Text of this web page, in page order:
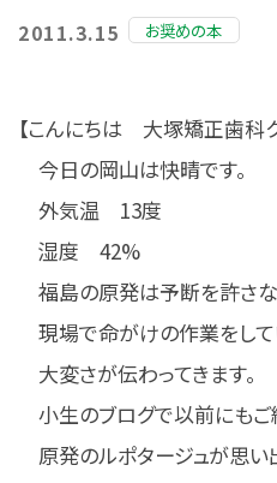
2011.3.15 お奨めの本
【こんにちは 大塚矯正歯科
今日の岡山は快晴です。
外気温 13度
湿度 42%
福島の原発は予断を許さな
現場で命がけの作業をし
大変さが伝わってきます。
小生のブログで以前にもご
原発のルポタージュが思い